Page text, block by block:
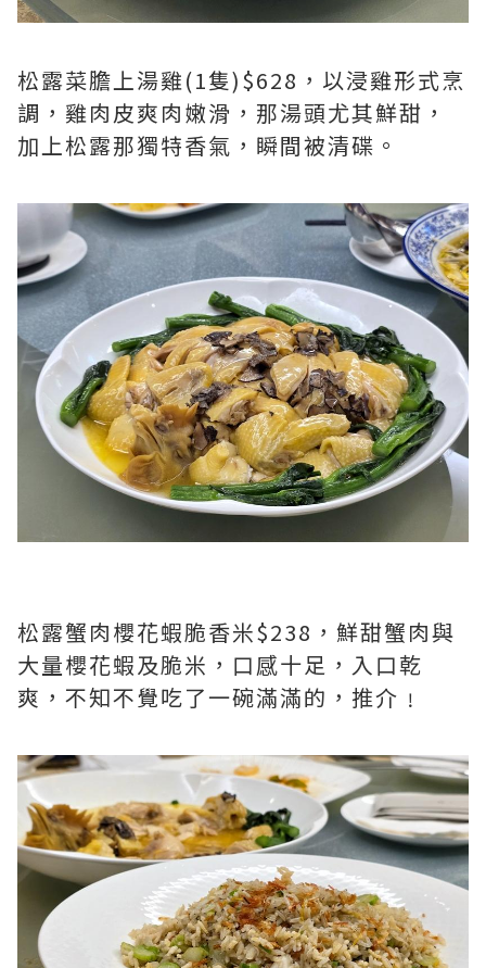
松露菜膽上湯雞(1隻)$628，以浸雞形式烹
調，雞肉皮爽肉嫩滑，那湯頭尤其鮮甜，
加上松露那獨特香氣，瞬間被清碟。
松露蟹肉櫻花蝦脆香米$238，鮮甜蟹肉與
大量櫻花蝦及脆米，口感十足，入口乾
爽，不知不覺吃了一碗滿滿的，推介﹗